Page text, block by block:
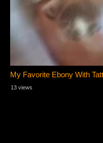
My Favorite Ebony With
13 views